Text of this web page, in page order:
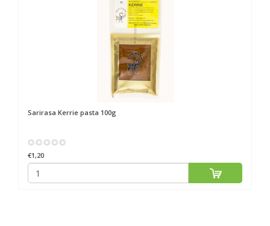
Sarirasa Kerrie pasta 100g
€1,20